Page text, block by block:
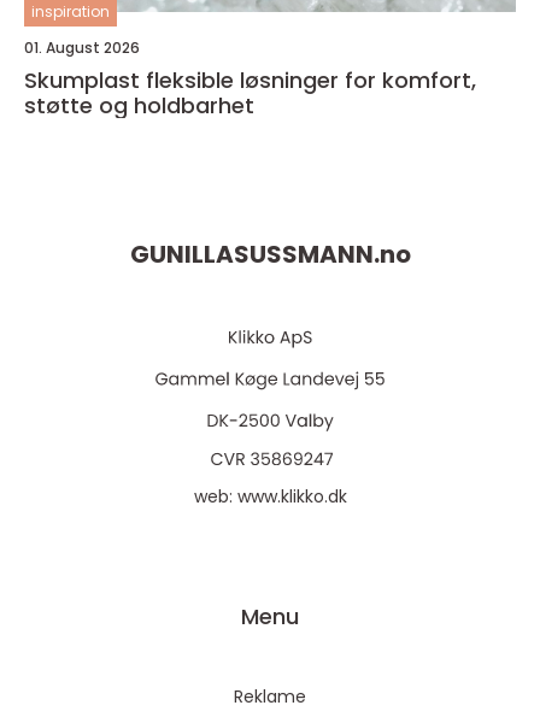
inspiration
01. August 2026
Skumplast fleksible løsninger for komfort,
støtte og holdbarhet
GUNILLASUSSMANN.no
web: www.klikko.dk
Menu
Reklame